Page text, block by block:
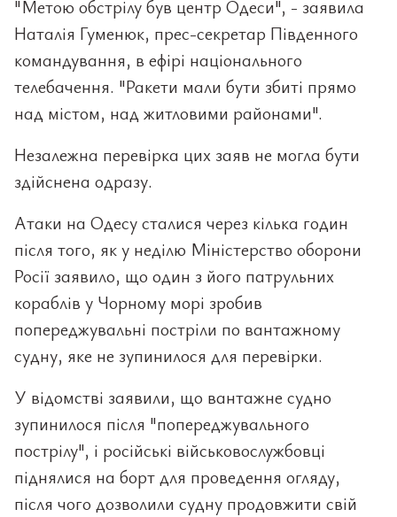
"Метою обстрілу був центр Одеси", - заявила
Наталія Гуменюк, прес-секретар Південного
командування, в ефірі національного
телебачення. "Ракети мали бути збиті прямо
над містом, над житловими районами".
Незалежна перевірка цих заяв не могла бути
здійснена одразу.
Атаки на Одесу сталися через кілька годин
після того, як у неділю Міністерство оборони
Росії заявило, що один з його патрульних
кораблів у Чорному морі зробив
попереджувальні постріли по вантажному
судну, яке не зупинилося для перевірки.
У відомстві заявили, що вантажне судно
зупинилося після "попереджувального
пострілу", і російські військовослужбовці
піднялися на борт для проведення огляду,
після чого дозволили судну продовжити свій